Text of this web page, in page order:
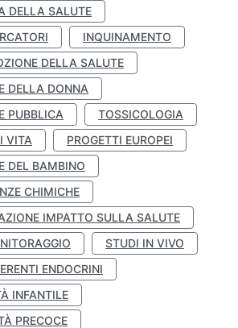
DELLA SALUTE
INQUINAMENTO
DELLA SALUTE
DELLA DONNA
PUBBLICA
TOSSICOLOGIA
VITA
PROGETTI EUROPEI
DEL BAMBINO
CHIMICHE
IMPATTO SULLA SALUTE
STUDI IN VIVO
ENDOCRINI
INFANTILE
PRECOCE